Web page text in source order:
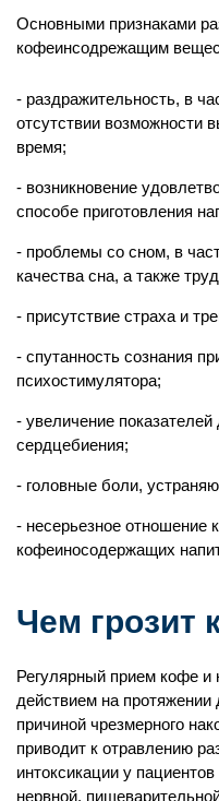
Основными признаками
кофеинсодрежащим
раздражительность, в
отсутствии возможности
время;
возникновение
способе приготовления
проблемы со сном, в
качества сна, а также
присутствие страха и
спутанность сознания
психостимулятора;
увеличение
сердцебиения;
головные боли,
несерьезное отношение
кофеиносодержащих
Чем грозит
Регулярный прием кофе и
действием на протяжении
причиной чрезмерного
приводит к отравлению
интоксикации у
нервной,